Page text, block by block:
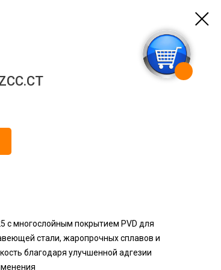
с многослойным покрытием PVD для
стали, жаропрочных сплавов и
благодаря улучшенной адгезии